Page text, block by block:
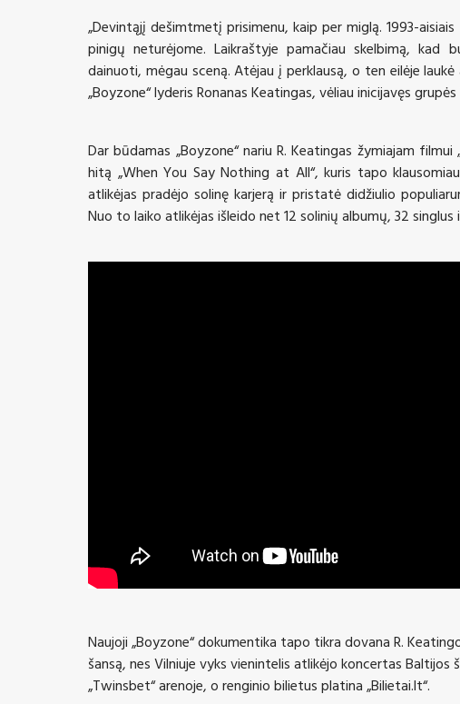
„Devintąjį dešimtmetį prisimenu, kaip per miglą.1993-aisiais
pinigų neturėjome. Laikraštyje pamačiau skelbimą, kad
dainuoti, mėgau sceną. Atėjau į perklausą, o ten eilėje laukė
„Boyzone“lyderis Ronanas Keatingas, vėliau inicijavęs
Dar būdamas „Boyzone“ nariu R. Keatingas žymiajam
hitą „When You Say Nothing at All“, kuris tapo
atlikėjas pradėjo solinę karjerą ir pristatė didžiulio
Nuo to laiko atlikėjas išleido net 12 solinių albumų, 32 singlus
Naujoji „Boyzone“ dokumentika tapo tikra dovana R.
šansą, nes Vilniuje vyks vienintelis atlikėjo koncertas Baltijos
„Twinsbet“ arenoje, o renginio bilietus platina „Bilietai.lt“.